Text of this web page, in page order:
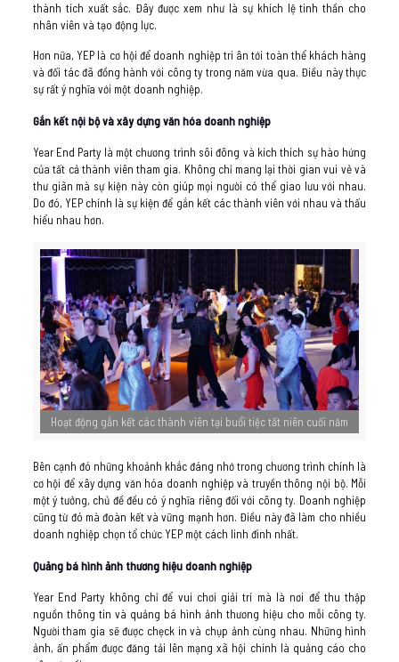
thành tích xuất sắc. Đây được xem như là sự khích lệ tinh thần cho
nhân viên và tạo động lực.
Hơn nữa, YEP là cơ hội để doanh nghiệp tri ân tới toàn thể khách hàng
và đối tác đã đồng hành với công ty trong năm vừa qua. Điều này thực
sự rất ý nghĩa với một doanh nghiệp.
Gắn kết nội bộ và xây dựng văn hóa doanh nghiệp
Year End Party là một chương trình sôi đông và kích thích sự hào hứng
của tất cả thành viên tham gia. Không chỉ mang lại thời gian vui vẻ và
thư giãn mà sự kiện này còn giúp mọi người có thể giao lưu với nhau.
Do đó, YEP chính là sự kiện để gắn kết các thành viên với nhau và thấu
hiểu nhau hơn.
Hoạt động gắn kết các thành viên tại buổi tiệc tất niên cuối năm
Bên cạnh đó những khoảnh khắc đáng nhớ trong chương trình chính là
cơ hội để xây dựng văn hóa doanh nghiệp và truyền thông nội bộ. Mỗi
một ý tưởng, chủ đề đều có ý nghĩa riêng đối với công ty. Doanh nghiệp
cũng từ đó mà đoàn kết và vững mạnh hơn. Điều này đã làm cho nhiều
doanh nghiệp chọn tổ chức YEP một cách linh đình nhất.
Quảng bá hình ảnh thương hiệu doanh nghiệp
Year End Party không chỉ để vui chơi giải trí mà là nơi để thu thập
nguồn thông tin và quảng bá hình ảnh thương hiệu cho mỗi công ty.
Người tham gia sẽ được chẹck in và chụp ảnh cùng nhau. Những hình
ảnh, ấn phẩm được đăng tải lên mạng xã hội chính là quảng cáo cho